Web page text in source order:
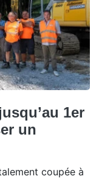
1er
un
coupée à